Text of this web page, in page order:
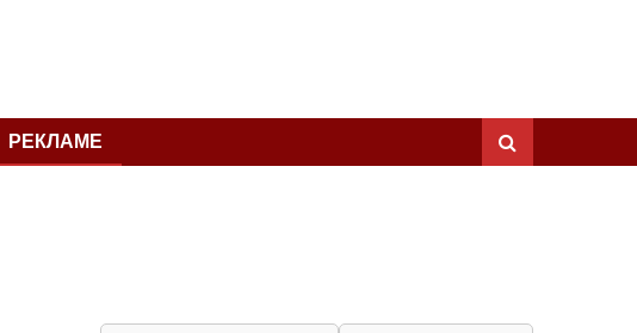
РЕКЛАМЕ